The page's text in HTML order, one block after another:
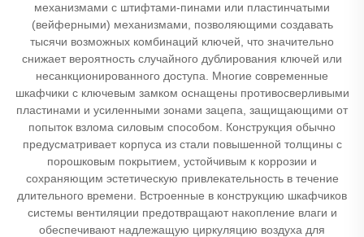
механизмами с штифтами-пинами или пластинчатыми
(вейферными) механизмами, позволяющими создавать
тысячи возможных комбинаций ключей, что значительно
снижает вероятность случайного дублирования ключей или
несанкционированного доступа. Многие современные
шкафчики с ключевым замком оснащены противосверливыми
пластинами и усиленными зонами зацепа, защищающими от
попыток взлома силовым способом. Конструкция обычно
предусматривает корпуса из стали повышенной толщины с
порошковым покрытием, устойчивым к коррозии и
сохраняющим эстетическую привлекательность в течение
длительного времени. Встроенные в конструкцию шкафчиков
системы вентиляции предотвращают накопление влаги и
обеспечивают надлежащую циркуляцию воздуха для